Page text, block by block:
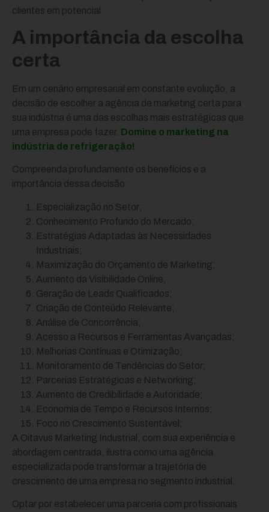
clientes em potencial.
A importância da escolha
certa
Em um cenário empresarial em constante evolução, a
decisão de escolher a agência de marketing certa para
sua indústria é uma das escolhas mais estratégicas que
uma empresa pode fazer. Domine o marketing na
indústria de refrigeração!
Compreenda profundamente os benefícios e a
importância dessa decisão:
Especialização no Setor;
Conhecimento Profundo do Mercado;
Estratégias Adaptadas às Necessidades
Industriais;
Maximização do Orçamento de Marketing;
Aumento da Visibilidade Online;
Geração de Leads Qualificados;
Criação de Conteúdo Relevante;
Análise de Concorrência;
Acesso a Recursos e Ferramentas Avançadas;
Melhorias Contínuas e Otimização;
Monitoramento de Tendências do Setor;
Parcerias Estratégicas e Networking;
Aumento de Credibilidade e Autoridade;
Economia de Tempo e Recursos Internos;
Foco no Crescimento Sustentável;
A Oitavus Marketing Industrial, com sua experiência e
abordagem centrada, ilustra como uma agência
especializada pode transformar a trajetória de
crescimento de uma empresa no segmento industrial.
Optar por estabelecer uma parceria com profissionais